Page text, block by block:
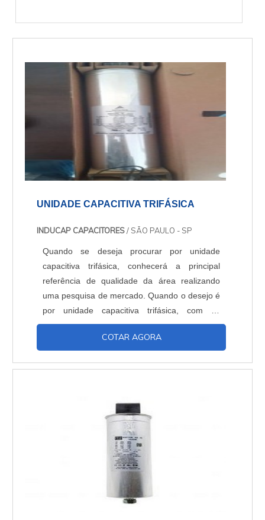
UNIDADE CAPACITIVA TRIFÁSICA
INDUCAP CAPACITORES/ SÃO PAULO - SP
Quando se deseja procurar por unidade
capacitiva trifásica, conhecerá a principal
referência de qualidade da área realizando
uma pesquisa de mercado. Quando o desejo é
por unidade capacitiva trifásica, com os
profissionais da Inducap Capacitores o cliente
encontrará proteção com assessoria técnica
UNIDADE CAPACITIVA TRIFÁSICA A Inducap
COTAR AGORA